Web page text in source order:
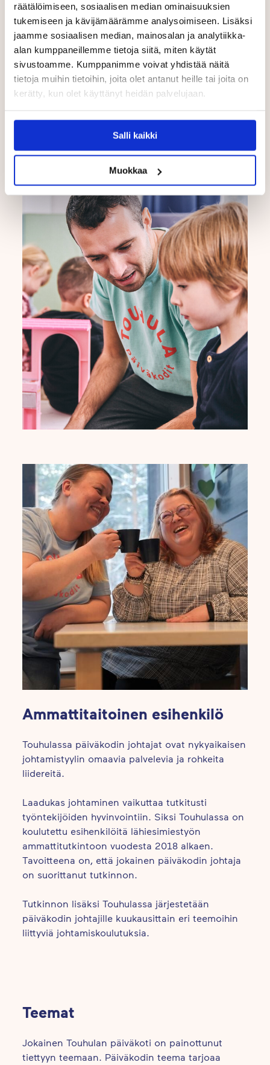
räätälöimiseen, sosiaalisen median ominaisuuksien
tukemiseen ja kävijämäärämme analysoimiseen. Lisäksi
jaamme sosiaalisen median, mainosalan ja analytiikka-
alan kumppaneillemme tietoja siitä, miten käytät
sivustoamme. Kumppanimme voivat yhdistää näitä
tietoja muihin tietoihin, joita olet antanut heille tai joita on
kerätty, kun olet käyttänyt heidän palvelujaan.
Salli kaikki
Muokkaa
touhulalaisia on työn ohella tapahtuvassa
tutkinto-opiskelussa mahdollisuus saada
palkallisia opiskelupäiviä opintojensa
suorittamiseen.
TUTUSTU TOUHULAN KOULUTUSPOLKUIHIN
Ammattitaitoinen esihenkilö
Touhulassa päiväkodin johtajat ovat nykyaikaisen
johtamistyylin omaavia palvelevia ja rohkeita
liidereitä.
Laadukas johtaminen vaikuttaa tutkitusti
työntekijöiden hyvinvointiin. Siksi Touhulassa on
koulutettu esihenkilöitä lähiesimiestyön
ammattitutkintoon vuodesta 2018 alkaen.
Tavoitteena on, että jokainen päiväkodin johtaja
on suorittanut tutkinnon.
Tutkinnon lisäksi Touhulassa järjestetään
päiväkodin johtajille kuukausittain eri teemoihin
liittyviä johtamiskoulutuksia.
Teemat
Jokainen Touhulan päiväkoti on painottunut
tiettyyn teemaan. Päiväkodin teema tarjoaa